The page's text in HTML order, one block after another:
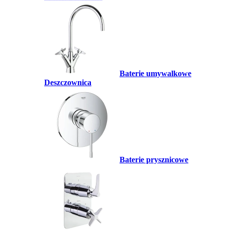
Baterie umywalkowe
Deszczownica
Baterie prysznicowe